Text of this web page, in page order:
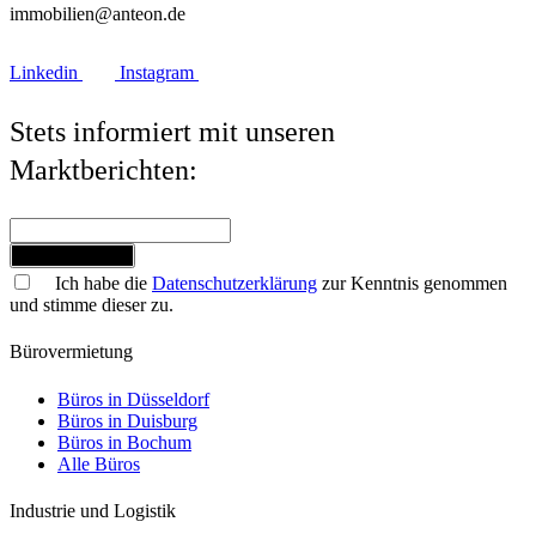
immobilien@anteon.de
Linkedin Instagram
Stets informiert mit unseren
Marktberichten:
Ich habe die Datenschutzerklärung zur Kenntnis genommen
und stimme dieser zu.
Bürovermietung
Büros in Düsseldorf
Büros in Duisburg
Büros in Bochum
Alle Büros
Industrie und Logistik